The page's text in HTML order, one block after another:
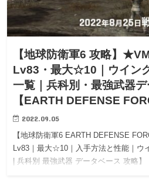
【地球防衛軍6 攻略】
Lv83・最大☆10｜ウイン
一覧｜兵科別・最強武器
【EARTH DEFENSE
2022.09.05
【地球防衛軍6 EARTH DEFENSE
Lv83｜最大☆10｜入手方法と性能｜ウ
| 兵科別 最強武器 データベース 攻略】